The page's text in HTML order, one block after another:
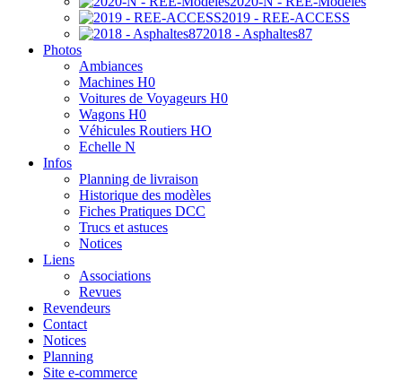
2019 - REE-ACCESS
2018 - Asphaltes87
Photos
Ambiances
Machines H0
Voitures de Voyageurs H0
Wagons H0
Véhicules Routiers HO
Echelle N
Infos
Planning de livraison
Historique des modèles
Fiches Pratiques DCC
Trucs et astuces
Notices
Liens
Associations
Revues
Revendeurs
Contact
Notices
Planning
Site e-commerce